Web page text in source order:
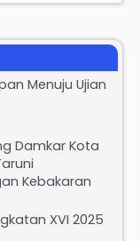
Menuju Ujian
Damkar Kota
Kebakaran
XVI 2025